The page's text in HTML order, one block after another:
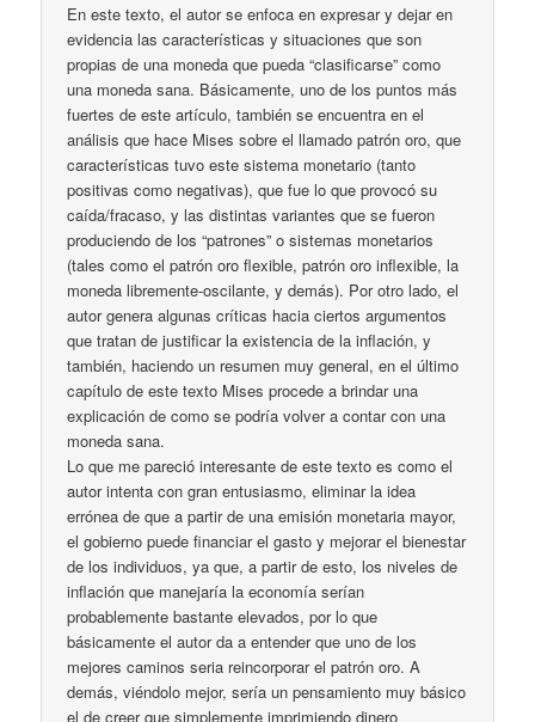
En este texto, el autor se enfoca en expresar y dejar en
evidencia las características y situaciones que son
propias de una moneda que pueda “clasificarse” como
una moneda sana. Básicamente, uno de los puntos más
fuertes de este artículo, también se encuentra en el
análisis que hace Mises sobre el llamado patrón oro, que
características tuvo este sistema monetario (tanto
positivas como negativas), que fue lo que provocó su
caída/fracaso, y las distintas variantes que se fueron
produciendo de los “patrones” o sistemas monetarios
(tales como el patrón oro flexible, patrón oro inflexible, la
moneda libremente-oscilante, y demás). Por otro lado, el
autor genera algunas críticas hacia ciertos argumentos
que tratan de justificar la existencia de la inflación, y
también, haciendo un resumen muy general, en el último
capítulo de este texto Mises procede a brindar una
explicación de como se podría volver a contar con una
moneda sana.
Lo que me pareció interesante de este texto es como el
autor intenta con gran entusiasmo, eliminar la idea
errónea de que a partir de una emisión monetaria mayor,
el gobierno puede financiar el gasto y mejorar el bienestar
de los individuos, ya que, a partir de esto, los niveles de
inflación que manejaría la economía serían
probablemente bastante elevados, por lo que
básicamente el autor da a entender que uno de los
mejores caminos seria reincorporar el patrón oro. A
demás, viéndolo mejor, sería un pensamiento muy básico
el de creer que simplemente imprimiendo dinero